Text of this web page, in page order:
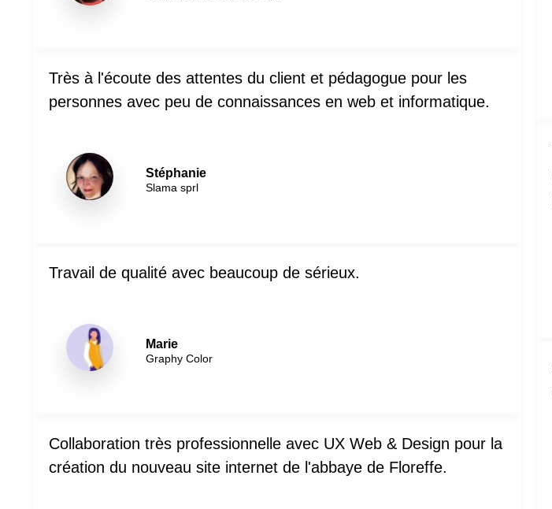
Très à l'écoute des attentes du client et pédagogue pour les
personnes avec peu de connaissances en web et informatique.
Stéphanie
Slama sprl
Travail de qualité avec beaucoup de sérieux.
Marie
Graphy Color
Collaboration très professionnelle avec UX Web & Design pour la
création du nouveau site internet de l'abbaye de Floreffe.